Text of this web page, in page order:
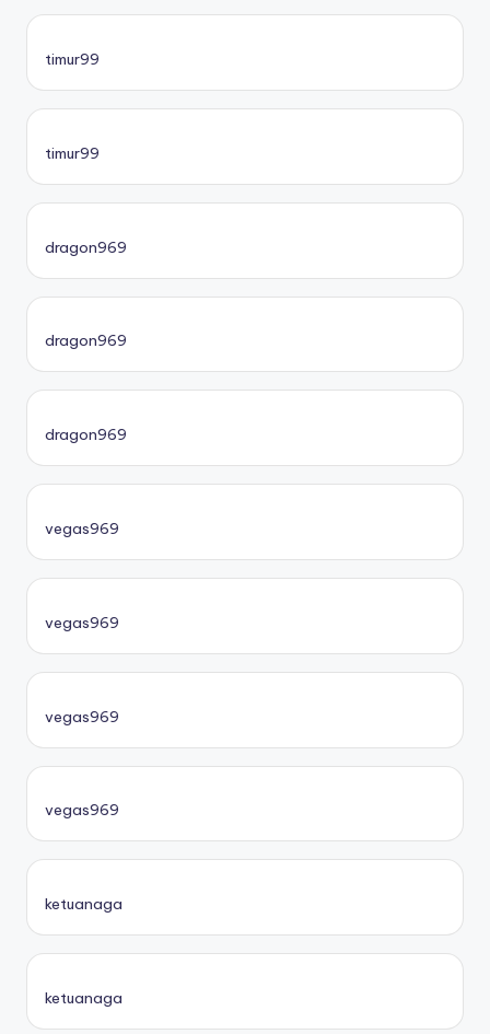
timur99
timur99
dragon969
dragon969
dragon969
vegas969
vegas969
vegas969
vegas969
ketuanaga
ketuanaga